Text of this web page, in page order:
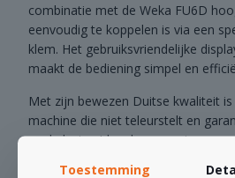
combinatie met de Weka FU6D
eenvoudig te koppelen is via een
klem. Het gebruiksvriendelijke
maakt de bediening simpel en
Met zijn bewezen Duitse kwaliteit is
machine die niet teleurstelt en
werkplezier. Ideaal voor serieuze
Toestemming